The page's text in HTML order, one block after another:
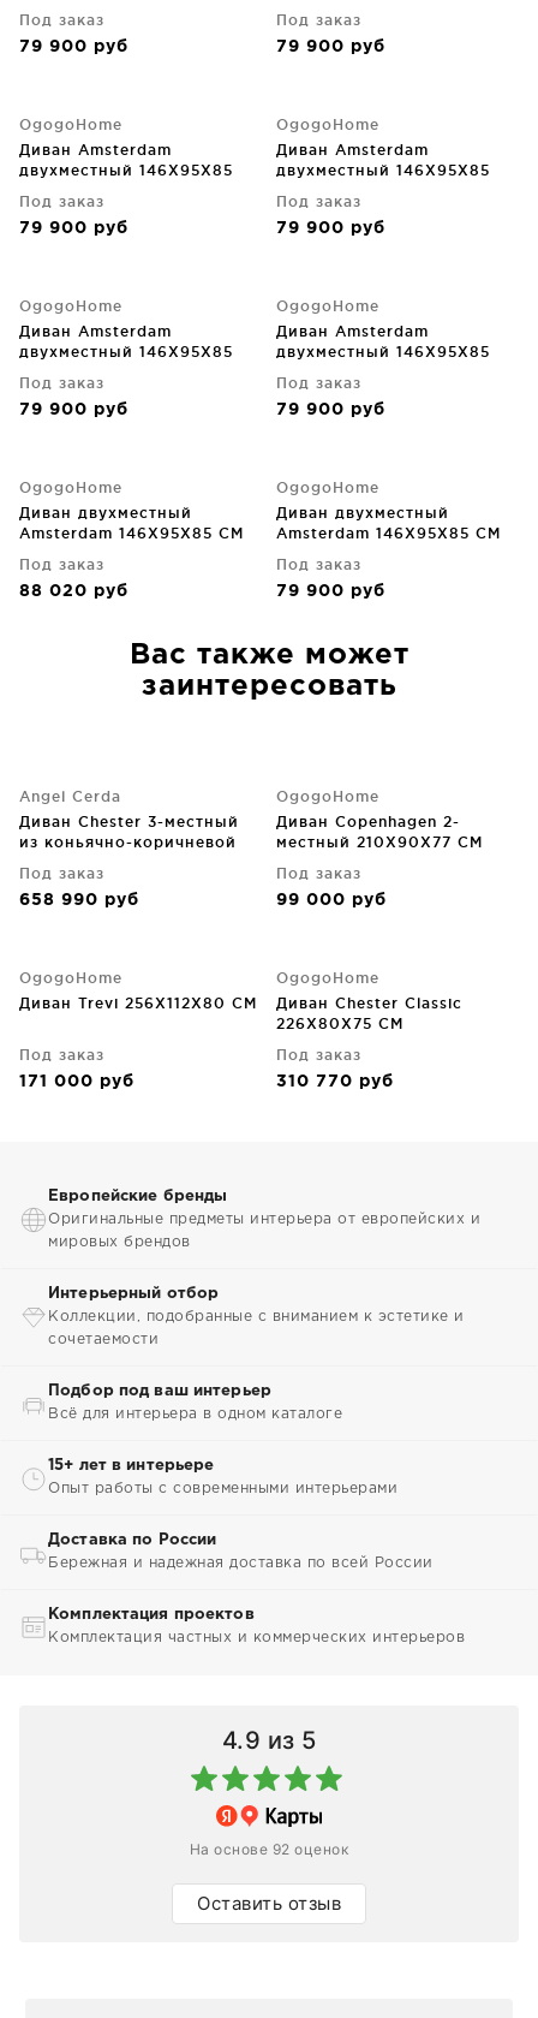
Под заказ
79 900 руб
Под заказ
79 900 руб
OgogoHome
Диван Amsterdam
двухместный 146X95X85
Под заказ
79 900 руб
OgogoHome
Диван Amsterdam
двухместный 146X95X85
Под заказ
79 900 руб
OgogoHome
Диван Amsterdam
двухместный 146X95X85
Под заказ
79 900 руб
OgogoHome
Диван Amsterdam
двухместный 146X95X85
Под заказ
79 900 руб
OgogoHome
Диван двухместный
Amsterdam 146X95X85 CM
Под заказ
88 020 руб
OgogoHome
Диван двухместный
Amsterdam 146X95X85 CM
Под заказ
79 900 руб
Вас также может
заинтересовать
Angel Cerda
Диван Chester 3-местный
из коньячно-коричневой
Под заказ
658 990 руб
OgogoHome
Диван Copenhagen 2-
местный 210X90X77 CM
Под заказ
99 000 руб
OgogoHome
Диван Trevi 256X112X80 CM
Под заказ
171 000 руб
OgogoHome
Диван Chester Classic
226X80X75 CM
Под заказ
310 770 руб
Европейские бренды
Оригинальные предметы интерьера от европейских и
мировых брендов
Интерьерный отбор
Коллекции, подобранные с вниманием к эстетике и
сочетаемости
Подбор под ваш интерьер
Всё для интерьера в одном каталоге
15+ лет в интерьере
Опыт работы с современными интерьерами
Доставка по России
Бережная и надежная доставка по всей России
Комплектация проектов
Комплектация частных и коммерческих интерьеров
4.9 из 5
На основе 92 оценок
Оставить отзыв